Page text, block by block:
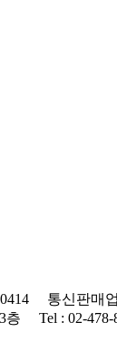
통신판매
Tel : 02-